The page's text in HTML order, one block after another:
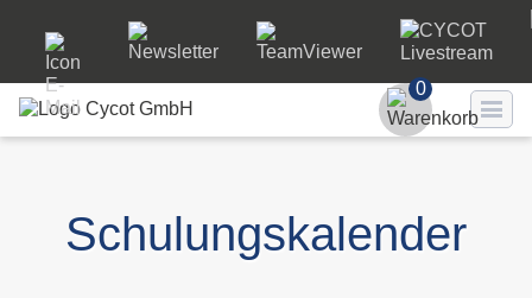
Passwort
0
Schulungskalender